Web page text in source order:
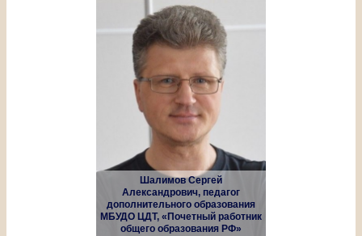
Шалимов Сергей
Александрович, педагог
дополнительного образования
МБУДО ЦДТ, «Почетный работник
общего образования РФ»